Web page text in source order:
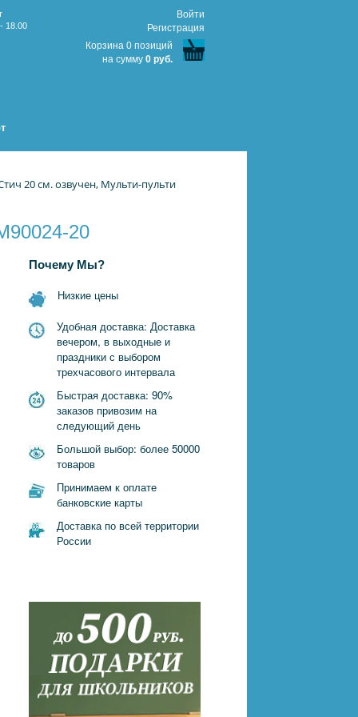
18.00
Войти
Регистрация
Корзина 0 позиций
на сумму 0 руб.
20 см. озвучен, Мульти-пульти
20
Почему Мы?
Низкие цены
Удобная доставка: Доставка
вечером, в выходные и
праздники с выбором
трехчасового интервала
Быстрая доставка: 90%
заказов привозим на
следующий день
Большой выбор: более 50000
товаров
Принимаем к оплате
банковские карты
Доставка по всей территории
России